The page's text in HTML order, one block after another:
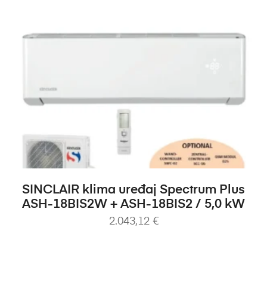
DODAJ U KOŠARICU
SINCLAIR klima uređaj Spectrum Plus
ASH-18BIS2W + ASH-18BIS2 / 5,0 kW
2.043,12 €